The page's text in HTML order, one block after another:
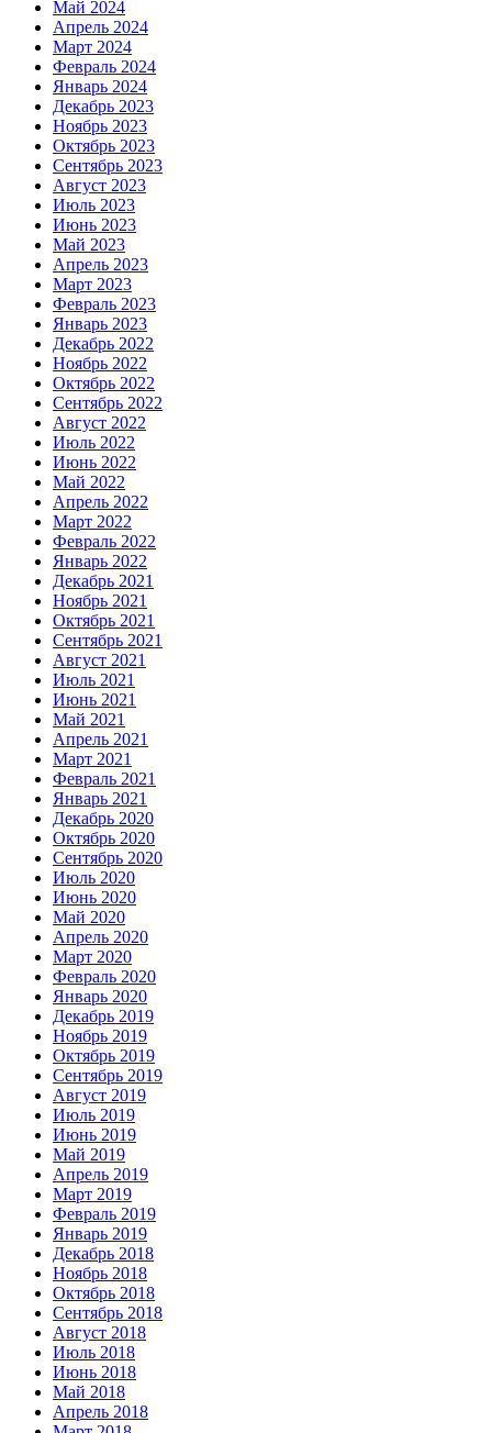
Май 2024
Апрель 2024
Март 2024
Февраль 2024
Январь 2024
Декабрь 2023
Ноябрь 2023
Октябрь 2023
Сентябрь 2023
Август 2023
Июль 2023
Июнь 2023
Май 2023
Апрель 2023
Март 2023
Февраль 2023
Январь 2023
Декабрь 2022
Ноябрь 2022
Октябрь 2022
Сентябрь 2022
Август 2022
Июль 2022
Июнь 2022
Май 2022
Апрель 2022
Март 2022
Февраль 2022
Январь 2022
Декабрь 2021
Ноябрь 2021
Октябрь 2021
Сентябрь 2021
Август 2021
Июль 2021
Июнь 2021
Май 2021
Апрель 2021
Март 2021
Февраль 2021
Январь 2021
Декабрь 2020
Октябрь 2020
Сентябрь 2020
Июль 2020
Июнь 2020
Май 2020
Апрель 2020
Март 2020
Февраль 2020
Январь 2020
Декабрь 2019
Ноябрь 2019
Октябрь 2019
Сентябрь 2019
Август 2019
Июль 2019
Июнь 2019
Май 2019
Апрель 2019
Март 2019
Февраль 2019
Январь 2019
Декабрь 2018
Ноябрь 2018
Октябрь 2018
Сентябрь 2018
Август 2018
Июль 2018
Июнь 2018
Май 2018
Апрель 2018